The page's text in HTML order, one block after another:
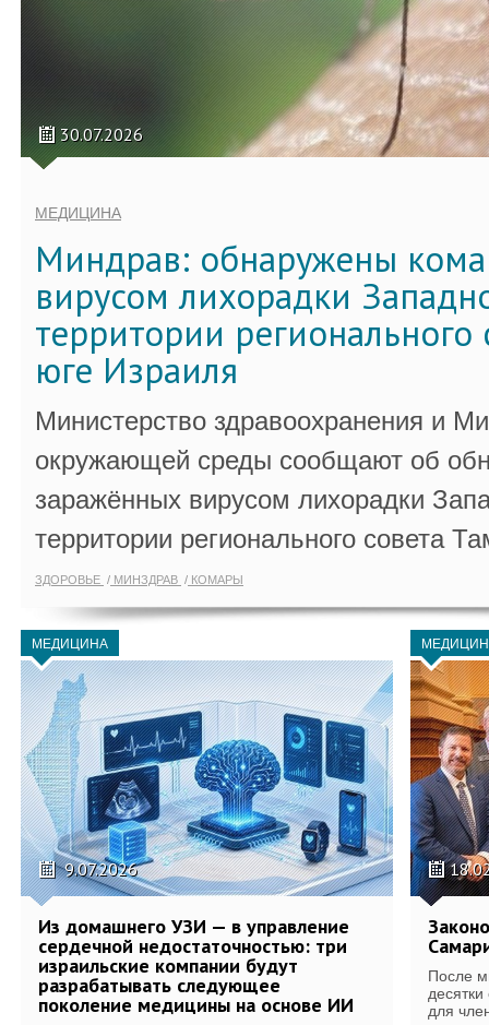
30.07.2026
МЕДИЦИНА
Миндрав: обнаружены
вирусом лихорадки
территории регионального
юге Израиля
Министерство здравоохранения и
окружающей среды сообщают об
заражённых вирусом лихорадки
территории регионального совета
ЗДОРОВЬЕ МИНЗДРАВ КОМАРЫ
МЕДИЦИНА
9.07.2026
Из домашнего УЗИ — в управление
сердечной недостаточностью: три
израильские компании будут
разрабатывать следующее
поколение медицины на основе ИИ
После
для